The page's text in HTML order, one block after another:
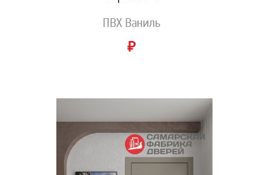
ПВХ Ваниль
₽